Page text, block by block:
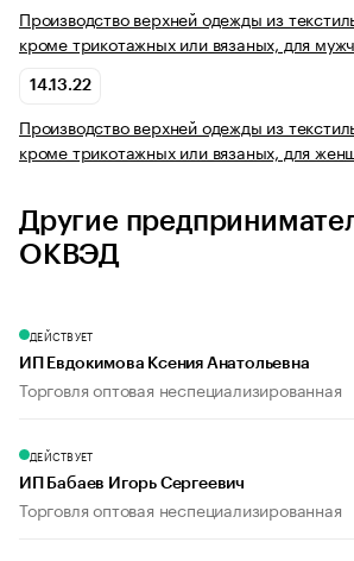
Производство верхней одежды из
кроме трикотажных или вязаных, для
14.13.22
Производство верхней одежды из
кроме трикотажных или вязаных, для
Другие
ОКВЭД
ДЕЙСТВУЕТ
ИП Евдокимова Ксения Анатольевна
Торговля оптовая неспециализированная
ДЕЙСТВУЕТ
ИП Бабаев Игорь Сергеевич
Торговля оптовая неспециализированная